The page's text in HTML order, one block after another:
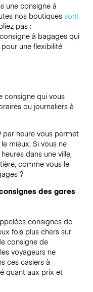
une consigne à
nos boutiques sont
pas :
à bagages qui
une flexibilité
consigne qui vous
ou journaliers à
par heure vous permet
mieux. Si vous ne
dans une ville,
comme vous le
?
des gares
consignes de
fois plus chers sur
consigne de
voyageurs ne
ces casiers à
quant aux prix et